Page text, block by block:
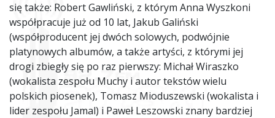
się także: Robert Gawliński, z którym Anna Wyszkoni
współpracuje już od 10 lat, Jakub Galiński
(współproducent jej dwóch solowych, podwójnie
platynowych albumów, a także artyści, z którymi jej
drogi zbiegły się po raz pierwszy: Michał Wiraszko
(wokalista zespołu Muchy i autor tekstów wielu
polskich piosenek), Tomasz Mioduszewski (wokalista i
lider zespołu Jamal) i Paweł Leszowski znany bardziej